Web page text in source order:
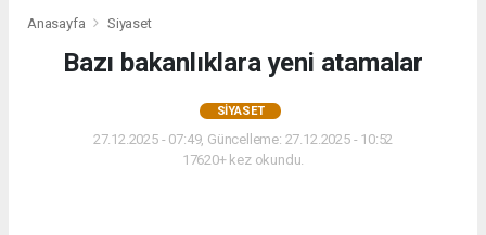
Anasayfa Siyaset
Bazı bakanlıklara yeni atamalar
SIYASET
27.12.2025 - 07:49, Güncelleme: 27.12.2025 - 10:52
17620+ kez okundu.